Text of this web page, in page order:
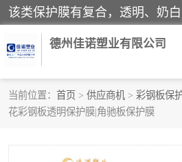
德州佳诺塑业有限公司
当前位置： 首页 > 供应商机 > 彩钢板保
花彩钢板透明保护膜|角驰板保护膜
pe保护膜